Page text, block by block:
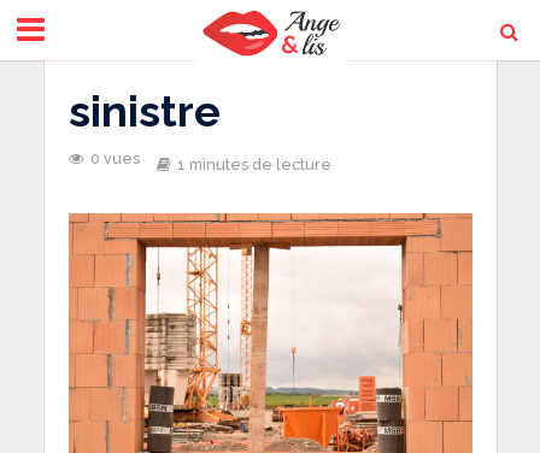
sinistre
0 vues 1 minutes de lecture